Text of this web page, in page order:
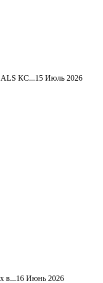
ALS КС...15 Июль 2026
в...16 Июнь 2026